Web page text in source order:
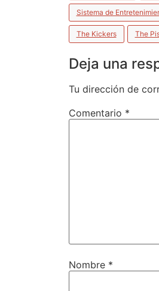
Sistema de
The Kickers The
Deja una
Tu dirección de
Comentario *
Nombre *